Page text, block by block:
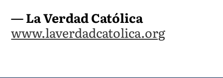
— La Verdad Católica
www.laverdadcatolica.org